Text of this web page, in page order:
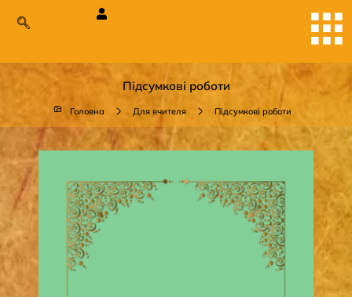
Підсумкові роботи
Головна Для вчителя Підсумкові роботи